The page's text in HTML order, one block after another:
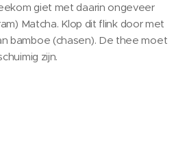
giet met daarin ongeveer
Matcha. Klop dit flink door met
bamboe (chasen). De thee moet
zijn.